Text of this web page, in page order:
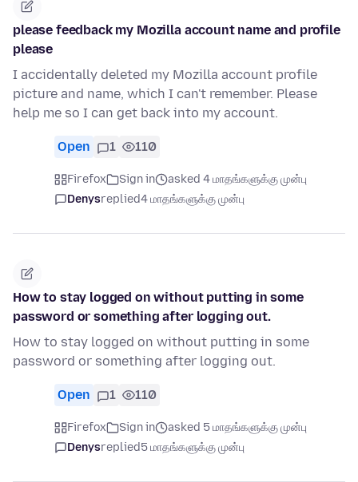
please feedback my Mozilla account name and profile
please
I accidentally deleted my Mozilla account profile
picture and name, which I can't remember. Please
help me so I can get back into my account.
Open 1 110
Firefox Sign in
asked 4 மாதங்களுக்கு முன்பு
Denysreplied4 மாதங்களுக்கு முன்பு
How to stay logged on without putting in some
password or something after logging out.
How to stay logged on without putting in some
password or something after logging out.
Open 1 110
Firefox Sign in
asked 5 மாதங்களுக்கு முன்பு
Denysreplied5 மாதங்களுக்கு முன்பு